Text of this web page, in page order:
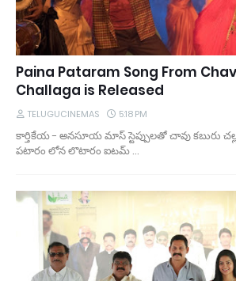
Paina Pataram Song From
Challaga is Released
TELUGUCINEMAS 5:18 PM
కార్తికేయ - అన‌సూయ మాస్ స్టెప్పుల‌తో చావు క‌బురు
ప‌టారం లోన లొటారం ఐట‌మ్ …